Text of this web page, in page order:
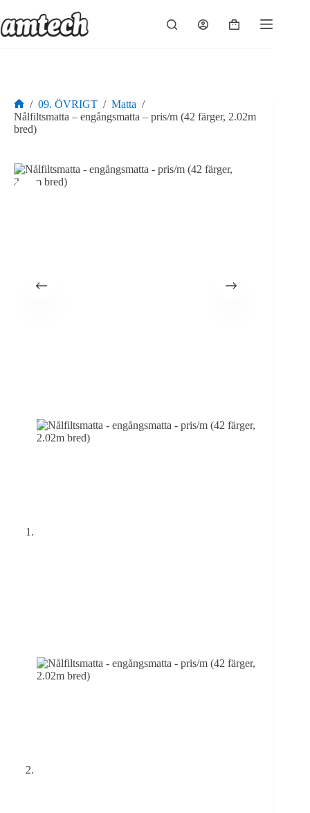
till
innehåll
Varukorg
Hem
/ 09. ÖVRIGT / Matta /
Nålfiltsmatta – engångsmatta – pris/m (42 färger, 2.02m
bred)